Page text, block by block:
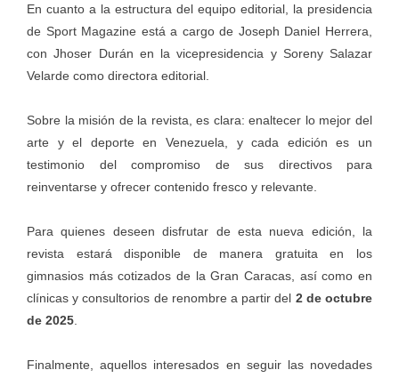
En cuanto a la estructura del equipo editorial, la presidencia
de Sport Magazine está a cargo de Joseph Daniel Herrera,
con Jhoser Durán en la vicepresidencia y Soreny Salazar
Velarde como directora editorial.
Sobre la misión de la revista, es clara: enaltecer lo mejor del
arte y el deporte en Venezuela, y cada edición es un
testimonio del compromiso de sus directivos para
reinventarse y ofrecer contenido fresco y relevante.
Para quienes deseen disfrutar de esta nueva edición, la
revista estará disponible de manera gratuita en los
gimnasios más cotizados de la Gran Caracas, así como en
clínicas y consultorios de renombre a partir del 2 de octubre
de 2025
Finalmente, aquellos interesados en seguir las novedades